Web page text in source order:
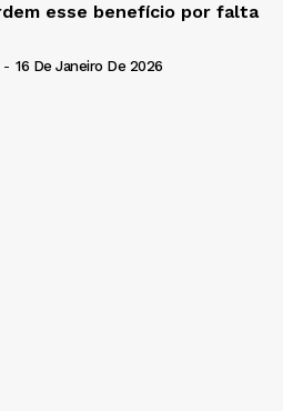
esse benefício por falta
- 16 De Janeiro De 2026